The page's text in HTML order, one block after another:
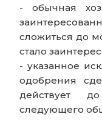
- обычная
сложиться до
стало
- указанное
одобрения
действует
следующего